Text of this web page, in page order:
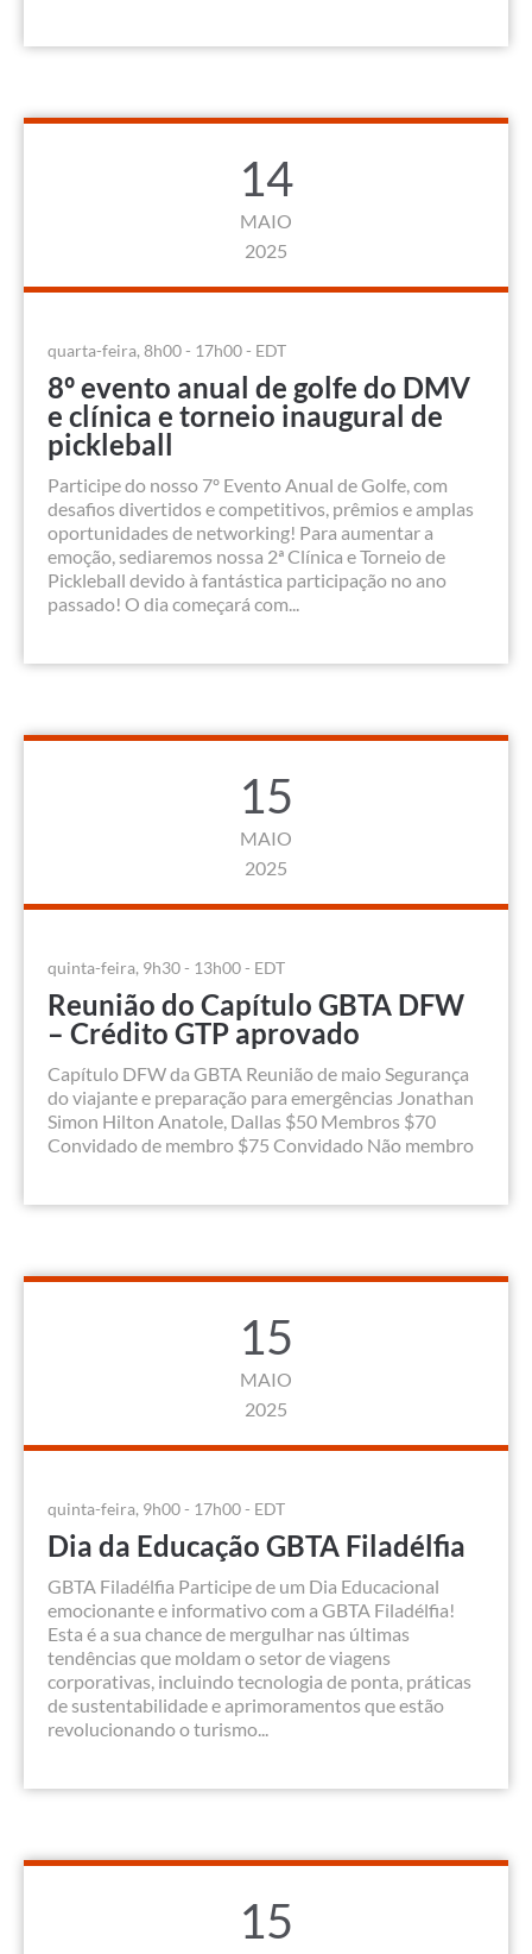
14
MAIO
2025
quarta-feira, 8h00 - 17h00 - EDT
8º evento anual de golfe do DMV
e clínica e torneio inaugural de
pickleball
Participe do nosso 7º Evento Anual de Golfe, com
desafios divertidos e competitivos, prêmios e amplas
oportunidades de networking! Para aumentar a
emoção, sediaremos nossa 2ª Clínica e Torneio de
Pickleball devido à fantástica participação no ano
passado! O dia começará com...
15
MAIO
2025
quinta-feira, 9h30 - 13h00 - EDT
Reunião do Capítulo GBTA DFW
– Crédito GTP aprovado
Capítulo DFW da GBTA Reunião de maio Segurança
do viajante e preparação para emergências Jonathan
Simon Hilton Anatole, Dallas $50 Membros $70
Convidado de membro $75 Convidado Não membro
15
MAIO
2025
quinta-feira, 9h00 - 17h00 - EDT
Dia da Educação GBTA Filadélfia
GBTA Filadélfia Participe de um Dia Educacional
emocionante e informativo com a GBTA Filadélfia!
Esta é a sua chance de mergulhar nas últimas
tendências que moldam o setor de viagens
corporativas, incluindo tecnologia de ponta, práticas
de sustentabilidade e aprimoramentos que estão
revolucionando o turismo...
15